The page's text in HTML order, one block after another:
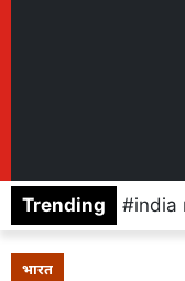
Trending india
भारत